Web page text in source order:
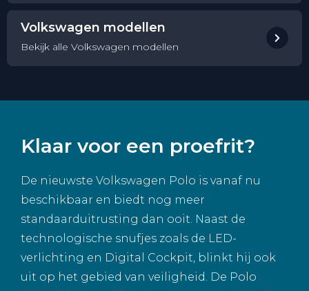
Volkswagen modellen
Bekijk alle Volkswagen modellen
Klaar voor een proefrit?
De nieuwste Volkswagen Polo is vanaf nu
beschikbaar en biedt nog meer
standaarduitrusting dan ooit. Naast de
technologische snufjes zoals de LED-
verlichting en Digital Cockpit, blinkt hij ook
uit op het gebied van veiligheid. De Polo